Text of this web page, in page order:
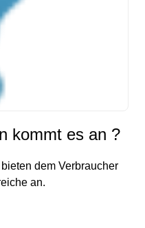
kommt es an ?
dem Verbraucher
an.